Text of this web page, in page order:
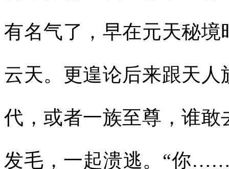
有名气了，早在元天秘
云天。更遑论后来跟天
代，或者一族至尊，谁
发毛，一起溃逃。“你